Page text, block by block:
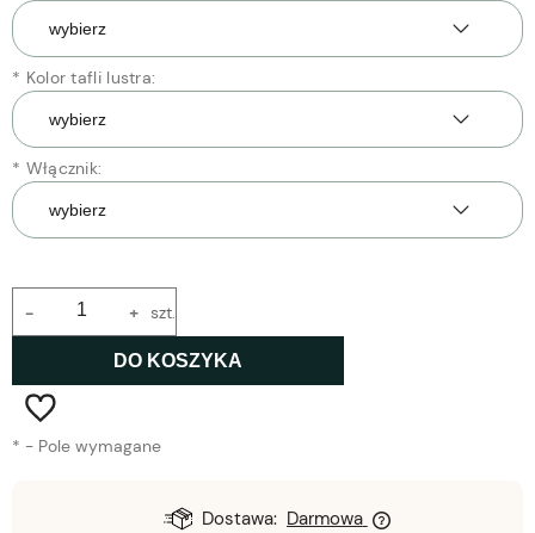
* Kolor tafli lustra:
* Włącznik:
+
- szt.
DO KOSZYKA
* - Pole wymagane
Dostawa: Darmowa